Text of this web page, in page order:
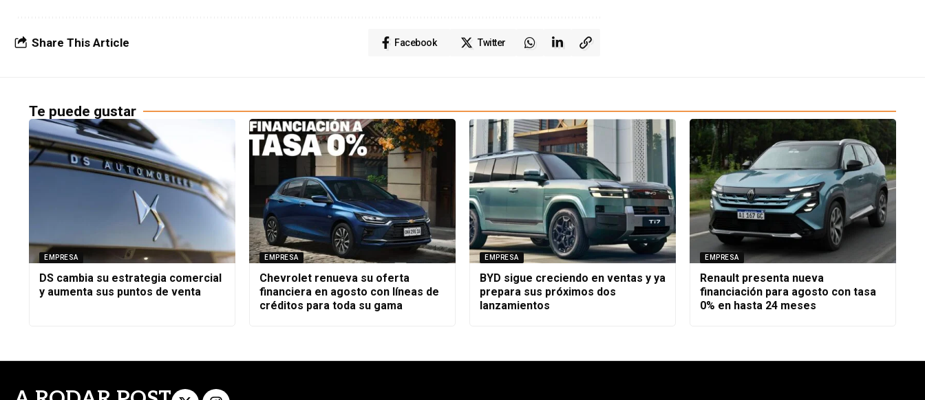
Share This Article Facebook Twitter
Te puede gustar
EMPRESA
DS cambia su estrategia comercial
y aumenta sus puntos de venta
EMPRESA
Chevrolet renueva su oferta
financiera en agosto con líneas de
créditos para toda su gama
EMPRESA
BYD sigue creciendo en ventas y ya
prepara sus próximos dos
lanzamientos
EMPRESA
Renault presenta nueva
financiación para agosto con tasa
0% en hasta 24 meses